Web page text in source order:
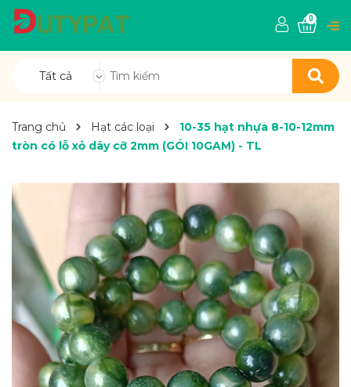
Tất cả
0
Trang chủ Hạt các loại
10-35 hạt nhựa 8-10-12mm
tròn có lỗ xỏ dây cỡ 2mm (GÓI 10GAM) - TL